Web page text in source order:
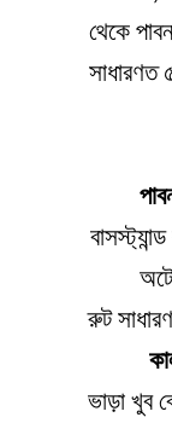
থেকে
সাধারণত
রুট
ভাড়া খুব